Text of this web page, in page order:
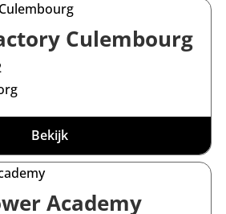
Culembourg
Bekijk
Academy